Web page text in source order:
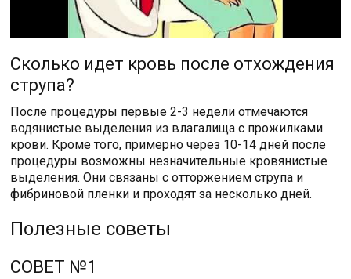
Сколько идет кровь после отхождения
струпа?
После процедуры первые 2-3 недели отмечаются
водянистые выделения из влагалища с прожилками
крови. Кроме того, примерно через 10-14 дней после
процедуры возможны незначительные кровянистые
выделения. Они связаны с отторжением струпа и
фибриновой пленки и проходят за несколько дней.
Полезные советы
СОВЕТ №1